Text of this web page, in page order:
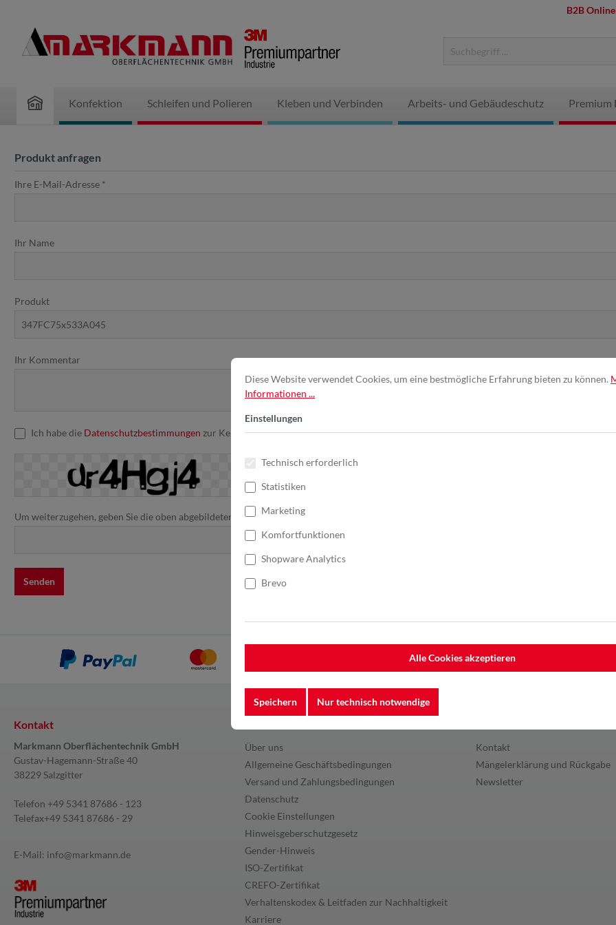
B2B
Konfektion Schleifen und Polieren Kleben und Verbinden Arbeits- und Gebäudeschutz Premium
Produkt anfragen
Ihre E-Mail-Adresse *
Ihr Name
Produkt
Ihr Kommentar
Ich habe die Datenschutzbestimmungen zur Kenntnis genommen und erkenne diese an. *
Um weiterzugehen, geben Sie die oben abgebildeten Zeichen ein*
Senden
Kontakt
Markmann Oberflächentechnik GmbH
Gustav-Hagemann-Straße 40
38229 Salzgitter
Telefon +49 5341 87686 - 123
Telefax+49 5341 87686 - 29
E-Mail: info@markmann.de
Über uns
Allgemeine Geschäftsbedingungen
Versand und Zahlungsbedingungen
Datenschutz
Cookie Einstellungen
Hinweisgeberschutzgesetz
Gender-Hinweis
ISO-Zertifikat
CREFO-Zertifikat
Verhaltenskodex & Leitfaden zur Nachhaltigkeit
Karriere
Kontakt
Mängelerklärung und Rückgabe
Newsletter
Diese Website verwendet Cookies, um eine bestmögliche Erfahrung bieten zu können.
Informationen ...
Einstellungen
Technisch erforderlich
Statistiken
Marketing
Komfortfunktionen
Shopware Analytics
Brevo
Alle Cookies akzeptieren
Speichern Nur technisch notwendige